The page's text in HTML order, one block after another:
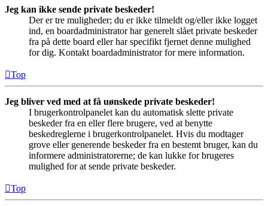
Jeg kan ikke sende private beskeder!
Der er tre muligheder; du er ikke tilmeldt og/eller ikke logget
ind, en boardadministrator har generelt slået private beskeder
fra på dette board eller har specifikt fjernet denne mulighed
for dig. Kontakt boardadministrator for mere information.
Top
Jeg bliver ved med at få uønskede private beskeder!
I brugerkontrolpanelet kan du automatisk slette private
beskeder fra en eller flere brugere, ved at benytte
beskedreglerne i brugerkontrolpanelet. Hvis du modtager
grove eller generende beskeder fra en bestemt bruger, kan du
informere administratorerne; de kan lukke for brugeres
mulighed for at sende private beskeder.
Top